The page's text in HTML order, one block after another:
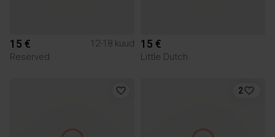
15 €
12-18 kuud
Reserved
15 €
Little Dutch
2